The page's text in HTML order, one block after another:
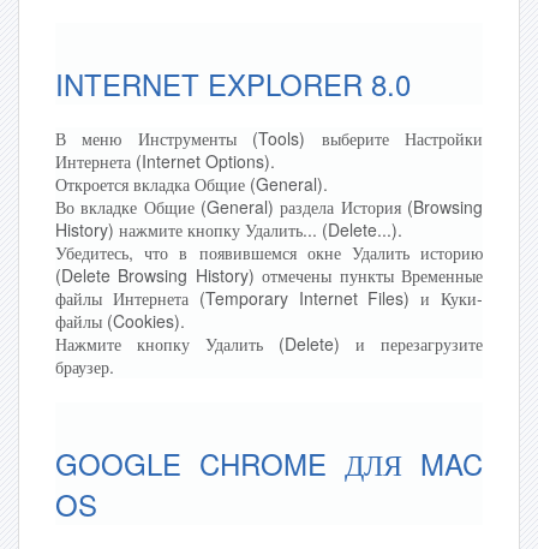
INTERNET EXPLORER 8.0
В меню Инструменты (Tools) выберите Настройки
Интернета (Internet Options).
Откроется вкладка Общие (General).
Во вкладке Общие (General) раздела История (Browsing
History) нажмите кнопку Удалить... (Delete...).
Убедитесь, что в появившемся окне Удалить историю
(Delete Browsing History) отмечены пункты Временные
файлы Интернета (Temporary Internet Files) и Куки-
файлы (Cookies).
Нажмите кнопку Удалить (Delete) и перезагрузите
браузер.
GOOGLE CHROME ДЛЯ MAC
OS